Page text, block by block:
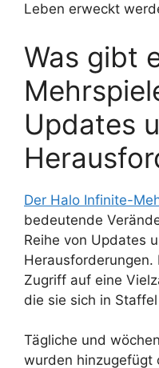
Leben erweckt
Was gibt
Updates
Der Halo Infinite-
bedeutende
Reihe von Updates
Herausforderungen.
Zugriff auf eine
die sie sich in
Tägliche und
wurden hinzugefügt